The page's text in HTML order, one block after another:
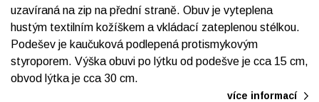
uzavíraná na zip na přední straně. Obuv je vyteplena
hustým textilním kožíškem a vkládací zateplenou stélkou.
Podešev je kaučuková podlepená protismykovým
styroporem. Výška obuvi po lýtku od podešve je cca 15 cm,
obvod lýtka je cca 30 cm.
více informací